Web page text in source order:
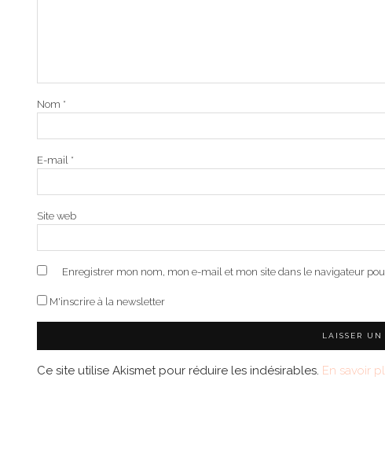
Nom *
E-mail *
Site web
Enregistrer mon nom, mon e-mail et mon site dans le navigateur
M'inscrire à la newsletter
Ce site utilise Akismet pour réduire les indésirables. En savoir